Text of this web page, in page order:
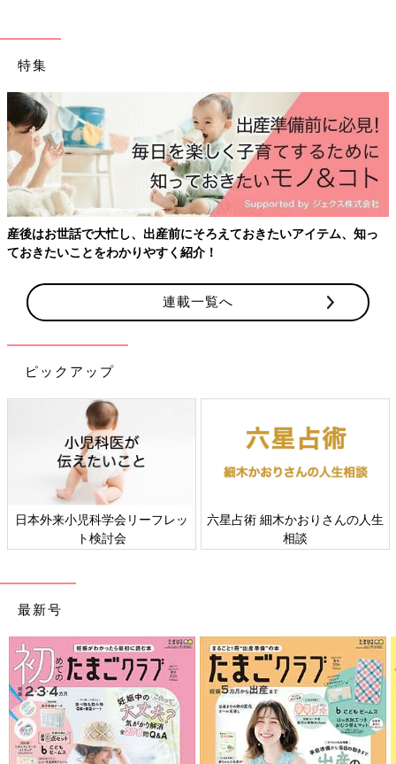
初めてママ&パパのための365日の離乳食カレンダー (ベネッセ・
ムック たまひよブックス)
特集
テム、知っ
フェムゾーンの不快感、眠りの質、気分のゆらぎ…
く不調”セルフケアのポイントとは？
連載一覧へ
ピックアップ
おりさんの人生
すべての赤ちゃんや家族にとっ
て、よりよい社会・環境となる
赤ちゃんの肌
最新号